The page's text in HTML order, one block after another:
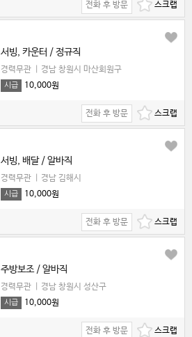
전화 후 방문
서빙, 카운터 / 정규직
경력무관 경남 창원시 마산회원구
시급 10,000원
전화 후 방문
서빙, 배달 / 알바직
경력무관 경남 김해시
시급 10,000원
전화 후 방문
주방보조 / 알바직
경력무관 경남 창원시 성산구
시급 10,000원
전화 후 방문